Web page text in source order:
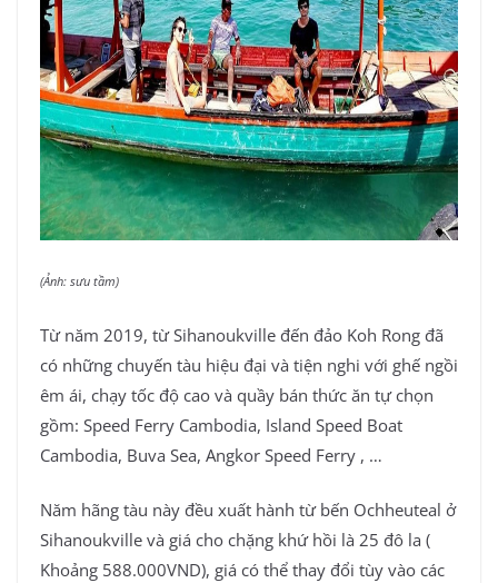
(Ảnh: sưu tầm)
Từ năm 2019, từ Sihanoukville đến đảo Koh Rong đã
có những chuyến tàu hiệu đại và tiện nghi với ghế ngồi
êm ái, chạy tốc độ cao và quầy bán thức ăn tự chọn
gồm: Speed Ferry Cambodia, Island Speed Boat
Cambodia, Buva Sea, Angkor Speed Ferry , …
Năm hãng tàu này đều xuất hành từ bến Ochheuteal ở
Sihanoukville và giá cho chặng khứ hồi là 25 đô la (
Khoảng 588.000VND), giá có thể thay đổi tùy vào các